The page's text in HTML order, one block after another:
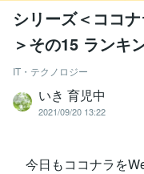
シリーズ＜ココ
＞その15 ランキ
IT・テクノロジー
いき 育児中
2021/09/20 13:22
今日もココナラを